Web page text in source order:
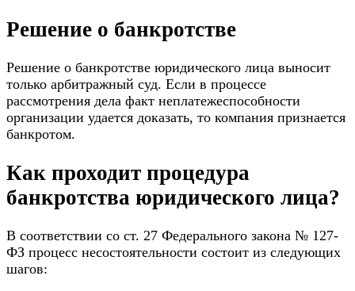
Решение о банкротстве
Решение о банкротстве юридического лица выносит
только арбитражный суд. Если в процессе
рассмотрения дела факт неплатежеспособности
организации удается доказать, то компания признается
банкротом.
Как проходит процедура
банкротства юридического лица?
В соответствии со ст. 27 Федерального закона № 127-
ФЗ процесс несостоятельности состоит из следующих
шагов: